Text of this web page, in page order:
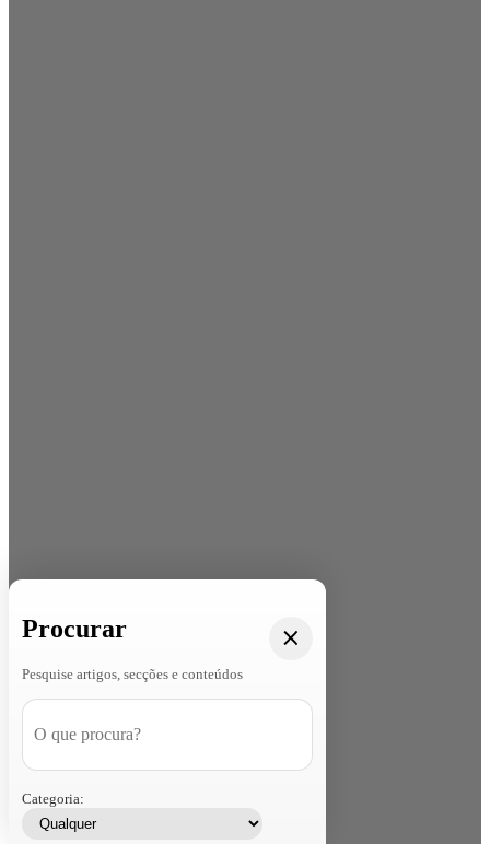
Procurar
Pesquise artigos, secções e conteúdos
Categoria: